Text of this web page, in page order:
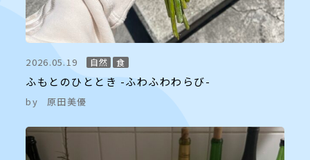
2026.05.19 自然 食
ふもとのひととき -ふわふわわらび-
by 原田美優